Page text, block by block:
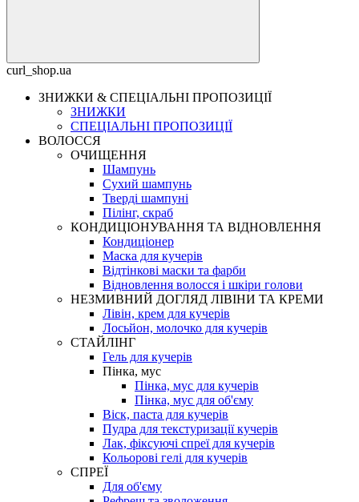
curl_shop.ua
ЗНИЖКИ & СПЕЦІАЛЬНІ ПРОПОЗИЦІЇ
ЗНИЖКИ
СПЕЦІАЛЬНІ ПРОПОЗИЦІЇ
ВОЛОССЯ
ОЧИЩЕННЯ
Шампунь
Сухий шампунь
Тверді шампуні
Пілінг, скраб
КОНДИЦІОНУВАННЯ ТА ВІДНОВЛЕННЯ
Кондиціонер
Маска для кучерів
Відтінкові маски та фарби
Відновлення волосся і шкіри голови
НЕЗМИВНИЙ ДОГЛЯД ЛІВІНИ ТА КРЕМИ
Лівін, крем для кучерів
Лосьйон, молочко для кучерів
СТАЙЛІНГ
Гель для кучерів
Пінка, мус
Пінка, мус для кучерів
Пінка, мус для об'єму
Віск, паста для кучерів
Пудра для текстуризації кучерів
Лак, фіксуючі спреї для кучерів
Кольорові гелі для кучерів
СПРЕЇ
Для об'єму